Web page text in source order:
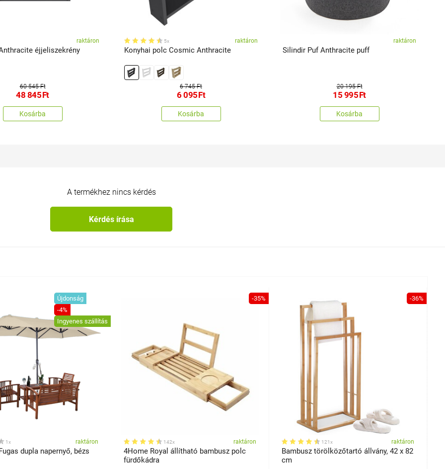
raktáron
éjjeliszekrény
60 545 Ft
48 845Ft
Kosárba
5x raktáron
Konyhai polc Cosmic Anthracite
6 745 Ft
6 095Ft
Kosárba
raktáron
Silindir Puf Anthracite puff
20 195 Ft
15 995Ft
Kosárba
A termékhez nincs kérdés
Kérdés írása
Újdonság
-4%
Ingyenes szállítás
1x raktáron
dupla napernyő, bézs
-35%
142x raktáron
4Home Royal állítható bambusz polc
fürdőkádra
-36%
121x raktáron
Bambusz törölközőtartó állvány, 42 x 82
cm